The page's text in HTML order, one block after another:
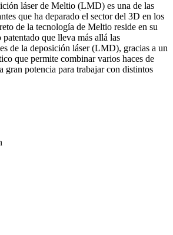
láser de Meltio (LMD) es una de las
que ha deparado el sector del 3D en los
de la tecnología de Meltio reside en su
patentado que lleva más allá las
de la deposición láser (LMD), gracias a un
que permite combinar varios haces de
gran potencia para trabajar con distintos